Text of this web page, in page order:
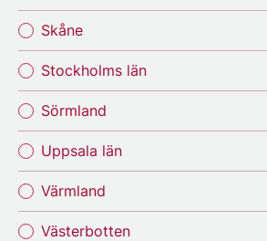
Skåne
Stockholms län
Sörmland
Uppsala län
Värmland
Västerbotten